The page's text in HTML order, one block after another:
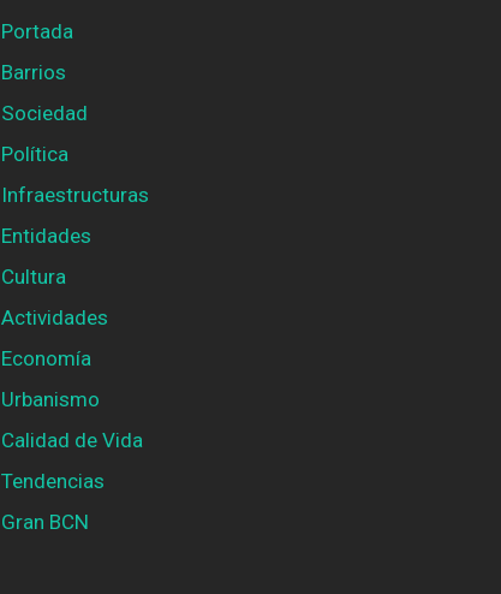
Portada
Barrios
Sociedad
Política
Infraestructuras
Entidades
Cultura
Actividades
Economía
Urbanismo
Calidad de Vida
Tendencias
Gran BCN